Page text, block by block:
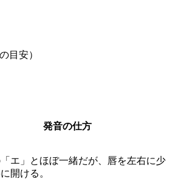
目安）
発音の仕方
エ」とほぼ一緒だが、唇を左右に少
開ける。